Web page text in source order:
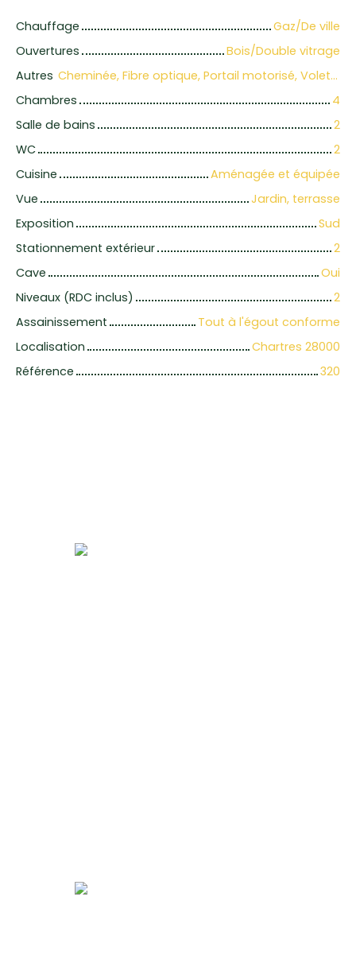
Chauffage
Gaz/De ville
Ouvertures
Bois/Double vitrage
Autres
Cheminée, Fibre optique, Portail motorisé, Volets électriques
Chambres
4
Salle de bains
2
WC
2
Cuisine
Aménagée et équipée
Vue
Jardin, terrasse
Exposition
Sud
Stationnement extérieur
2
Cave
Oui
Niveaux (RDC inclus)
2
Assainissement
Tout à l'égout conforme
Localisation
Chartres 28000
Référence
320